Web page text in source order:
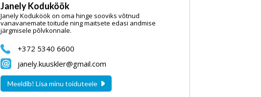
Janely Koduköök
Janely Koduköök on oma hinge sooviks võtnud
vanavanemate toitude ning maitsete edasi andmise
järgmisele põlvkonnale.
+372 5340 6600
janely.kuuskler@gmail.com
Meeldib! Lisa minu toiduteele